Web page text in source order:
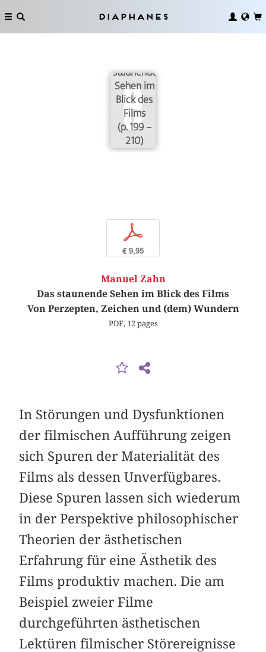
Diaphanes
staunende
Sehen im
Blick des
Films
(p. 199 –
210)
p
€ 9,95
Manuel Zahn
Das staunende Sehen im Blick des Films
Von Perzepten, Zeichen und (dem) Wundern
PDF, 12 pages
In Störungen und Dysfunktionen
der filmischen Aufführung zeigen
sich Spuren der Materialität des
Films als dessen Unverfügbares.
Diese Spuren lassen sich wiederum
in der Perspektive philosophischer
Theorien der ästhetischen
Erfahrung für eine Ästhetik des
Films produktiv machen. Die am
Beispiel zweier Filme
durchgeführten ästhetischen
Lektüren filmischer Störereignisse